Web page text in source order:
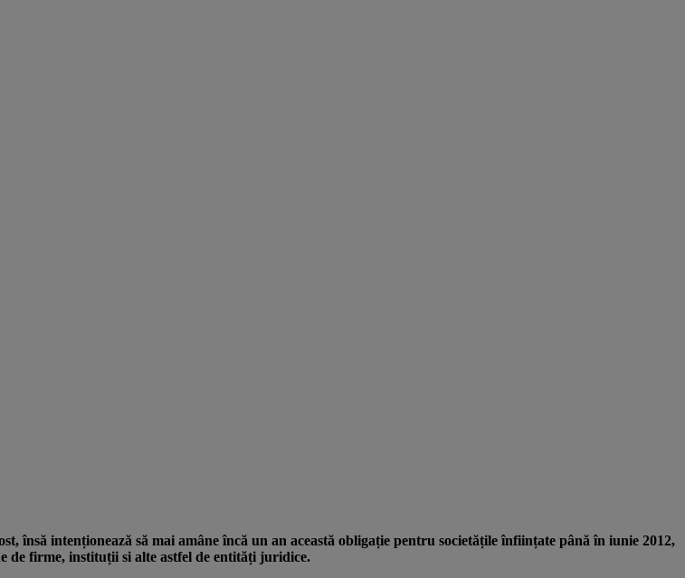
însă intenționează să mai amâne încă un an această obligație pentru societățile înființate până în iunie 2012,
de firme, instituții si alte astfel de entități juridice.